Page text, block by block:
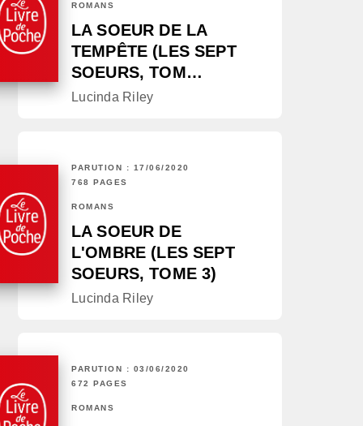
ROMANS
LA SOEUR DE LA
TEMPÊTE (LES SEPT
SOEURS, TOM…
Lucinda Riley
PARUTION : 17/06/2020
768 PAGES
ROMANS
LA SOEUR DE
L'OMBRE (LES SEPT
SOEURS, TOME 3)
Lucinda Riley
PARUTION : 03/06/2020
672 PAGES
ROMANS